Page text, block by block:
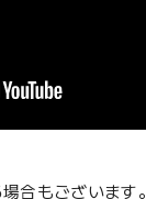
合もございます。